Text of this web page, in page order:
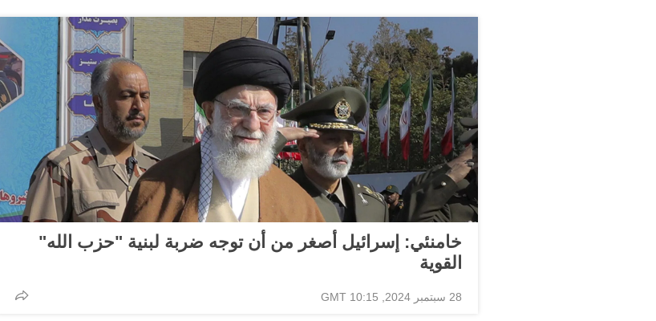
خامنئي: إسرائيل أصغر من أن توجه ضربة لبنية "حزب الله"
القوية
28 سبتمبر 2024, 10:15 GMT